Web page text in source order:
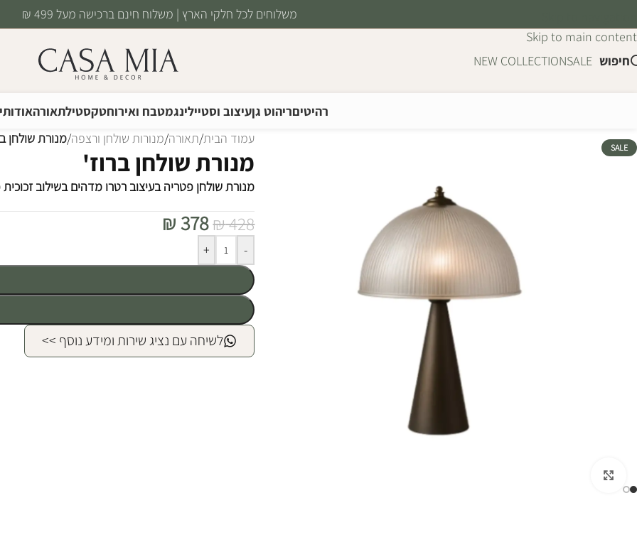
Skip to main content
משלוחים לכל חלקי הארץ | משלוח חינם ברכישה מעל 499 ₪
חיפוש SALE
NEW COLLECTION
רהיטיםריהוט גןעיצוב וסטיילינגמטבח ואירוחטקסטילתאורה
SALE
עמוד הבית/תאורה/מנורות שולחן ורצפה/מנורת שולחן
מנורת שולחן ברוז'
מנורת שולחן פטריה בעיצוב רטרו מדהים בשילוב
₪428
₪378
-
+Alternative:
לשיחה עם נציג שירות ומידע נוסף >>